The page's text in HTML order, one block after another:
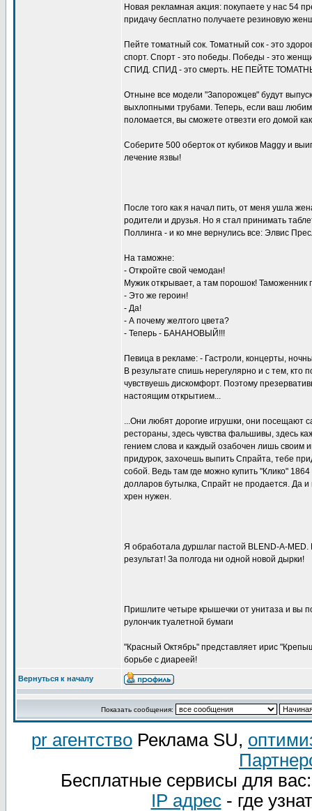
Новая рекламная акция: покупаете у нас 54
придачу бесплатно получаете резиновую
Пейте томатный сок. Томатный сок - это
спорт. Спорт - это победы. Победы - это
СПИД. СПИД - это смерть. НЕ ПЕЙТЕ
Отныне все модели "Запорожцев" будут
выхлопными трубами. Теперь, если ваш
поломается, вы сможете отвезти его домой как
Соберите 500 оберток от кубиков Maggу и
лечение язвы!
После того как я начал пить, от меня ушла
родители и друзья. Hо я стал принимать
Поллинга - и ко мне вернулись все: Элвис
Hа таможне:
- Откройте свой чемодан!
Мужик открывает, а там порошок! Таможенник
- Это же героин!
- Да!
- А почему желтого цвета?
- Теперь - БАHАHОВЫЙ!!!
Певица в рекламе: - Гастроли, концерты,
В результате спишь нерегулярно и с тем, кто
чувствуешь дискомфорт. Поэтому
настоящим открытием...
...Они любят дорогие игрушки, они посещают
рестораны, здесь чувства фальшивы, здесь
гением слова и каждый озабочен лишь своим
придурок, захочешь выпить Спрайта, тебе
собой. Ведь там где можно купить "Клико" 1864
долларов бутылка, Спрайт не продается. Да и
хрен нужен.
Я обработала дуршлаг пастой BLEND-A-
результат! За полгода ни одной новой дырки!
Пришлите четыре крышечки от унитаза и вы
рулончик туалетной бумаги
"Красный Октябрь" представляет ирис
борьбе с диареей!
Вернуться к началу
Показать сообщения:
pr агентство Реклама SU,
Бесплатные сервисы для
IP адрес- где